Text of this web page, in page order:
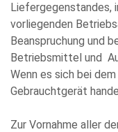
Liefergegenstandes,
vorliegenden
Beanspruchung und
Betriebsmittel und
Wenn es sich bei
Gebrauchtgerät
Zur Vornahme aller